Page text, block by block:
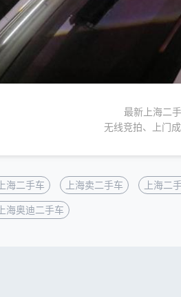
最新上海二
无线竞拍、上门
上海二手车 上海卖二手车 上海二
上海奥迪二手车